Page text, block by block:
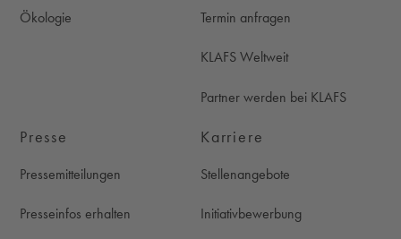
Ökologie Termin anfragen
KLAFS Weltweit
Partner werden bei KLAFS
Presse
Pressemitteilungen
Presseinfos erhalten
Karriere
Stellenangebote
Initiativbewerbung